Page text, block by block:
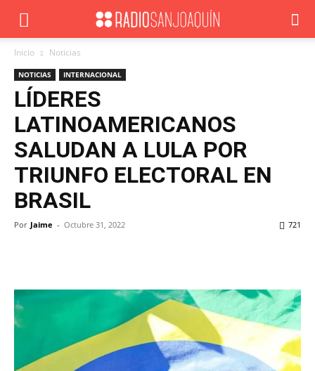
Inicio Noticias
NOTICIAS INTERNACIONAL
LÍDERES
LATINOAMERICANOS
SALUDAN A LULA POR
TRIUNFO ELECTORAL EN
BRASIL
Por Jaime - Octubre 31, 2022 721